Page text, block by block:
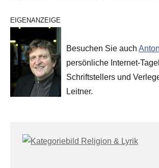
EIGENANZEIGE
Besuchen Sie auch
persönliche Internet-
Schriftstellers und
Leitner.